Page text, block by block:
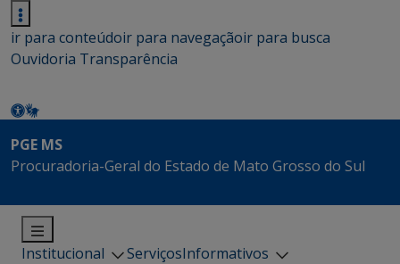
ir para conteúdoir para navegaçãoir para busca
Ouvidoria Transparência
PGE MS
Procuradoria-Geral do Estado de Mato Grosso do Sul
Institucional ServiçosInformativos